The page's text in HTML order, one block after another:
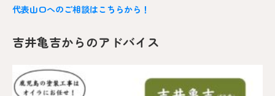
代表山口へのご相談はこちらから！
吉井亀吉からのアドバイス